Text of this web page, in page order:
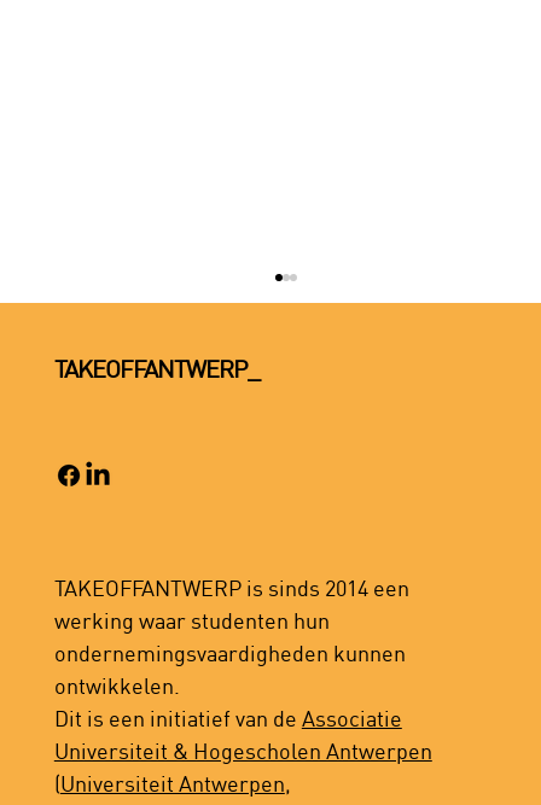
TIJDENS ONZE KICKOFF IN TRIX?
TAKEOFFANTWERP_
TAKEOFFANTWERP is sinds 2014 een
werking waar studenten hun
ondernemingsvaardigheden kunnen
ontwikkelen.
Dit is een initiatief van de Associatie
Universiteit & Hogescholen Antwerpen
(Universiteit Antwerpen,